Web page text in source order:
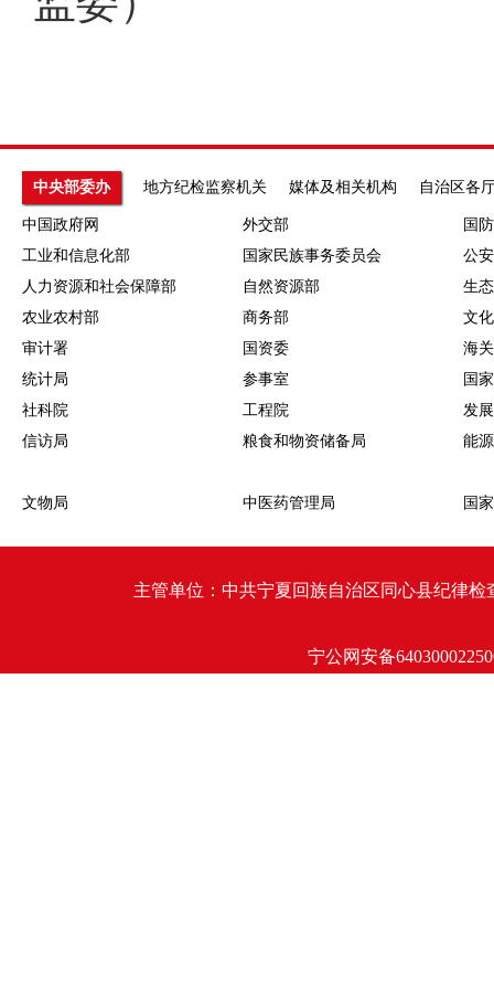
中央部委办 地方纪检监察机关 媒体及相关机构 自治区各
中国政府网 外交部
国
工业和信息化部
国家民族事务委员会
公
人力资源和社会保障部
自然资源部
生
农业农村部
商务部
文
审计署
国资委
海
统计局
参事室
国
社科院
工程院
发
信访局
粮食和物资储备局 能
文物局 中医药管理局 国
主管单位：中共宁夏回族自治区同心县纪律检
宁公网安备